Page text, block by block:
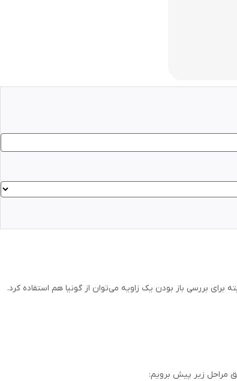
برای بررسی باز بودن یک زاویه می‌توان از گونیا هم استفاده کرد.
مراحل زیر پیش برویم: